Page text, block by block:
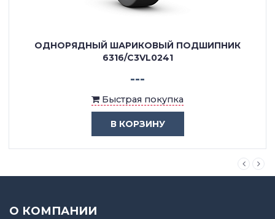
ОДНОРЯДНЫЙ ШАРИКОВЫЙ ПОДШИПНИК
6316/C3VL0241
---
Быстрая покупка
В КОРЗИНУ
О КОМПАНИИ